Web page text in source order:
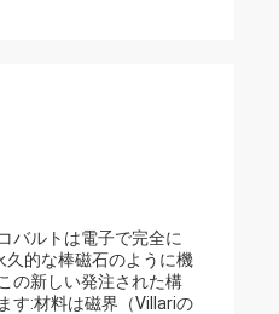
バルトは電子で完全に
的な棒磁石のように機
の新しい発注された構
す:材料は磁界（Villariの